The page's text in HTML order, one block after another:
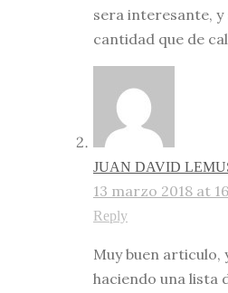
sera interesante, y
cantidad que de
JUAN DAVID
13 marzo 2018 at
Reply
Muy buen articulo,
haciendo una lista